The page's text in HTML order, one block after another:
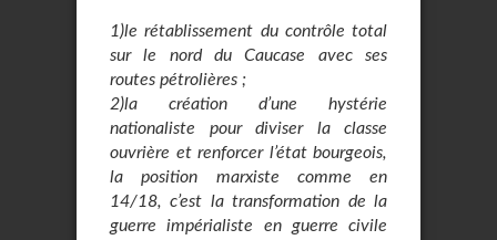
1)le rétablissement du contrôle total
sur le nord du Caucase avec ses
routes pétrolières ;
2)la création d’une hystérie
nationaliste pour diviser la classe
ouvrière et renforcer l’état bourgeois,
la position marxiste comme en
14/18, c’est la transformation de la
guerre impérialiste en guerre civile